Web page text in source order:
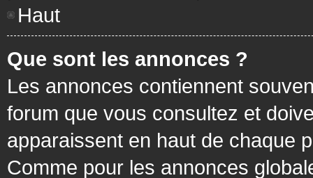
Haut
Que sont les annonces ?
Les annonces contiennent
forum que vous consultez et
apparaissent en haut de chaque
Comme pour les annonces